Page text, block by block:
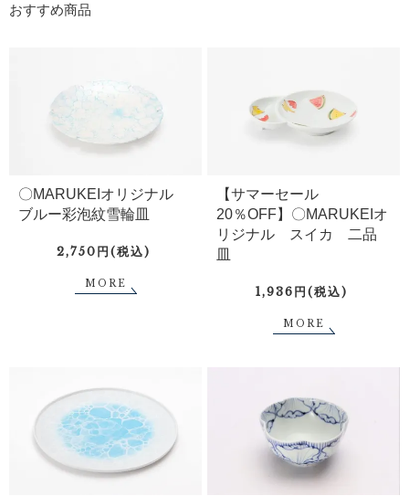
おすすめ商品
〇MARUKEIオリジナル
ブルー彩泡紋雪輪皿
2,750円(税込)
MORE
【サマーセール
20％OFF】〇MARUKEIオ
リジナル スイカ 二品
皿
1,936円(税込)
MORE